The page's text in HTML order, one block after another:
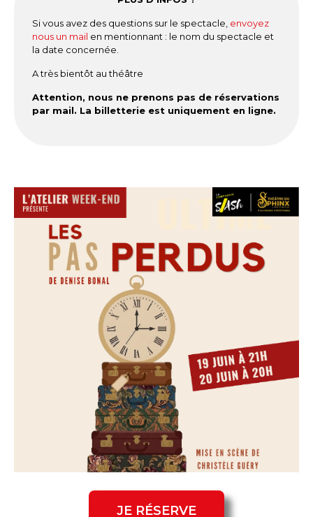
Si vous avez des questions sur le spectacle, envoyez
nous un mail en mentionnant : le nom du spectacle et
la date concernée.
A très bientôt au théâtre
Attention, nous ne prenons pas de réservations
par mail. La billetterie est uniquement en ligne.
JE RÉSERVE